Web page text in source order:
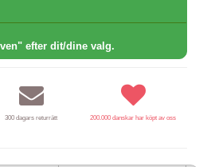
efter dit/dine valg.
300 dagars returrätt 200.000 danskar har köpt av oss